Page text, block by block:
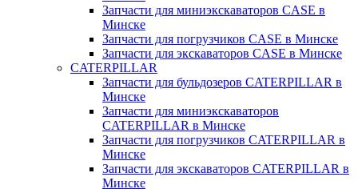
Запчасти для миниэкскаваторов CASE в
Минске
Запчасти для погрузчиков CASE в Минске
Запчасти для экскаваторов CASE в Минске
CATERPILLAR
Запчасти для бульдозеров CATERPILLAR в
Минске
Запчасти для миниэкскаваторов
CATERPILLAR в Минске
Запчасти для погрузчиков CATERPILLAR в
Минске
Запчасти для экскаваторов CATERPILLAR в
Минскe